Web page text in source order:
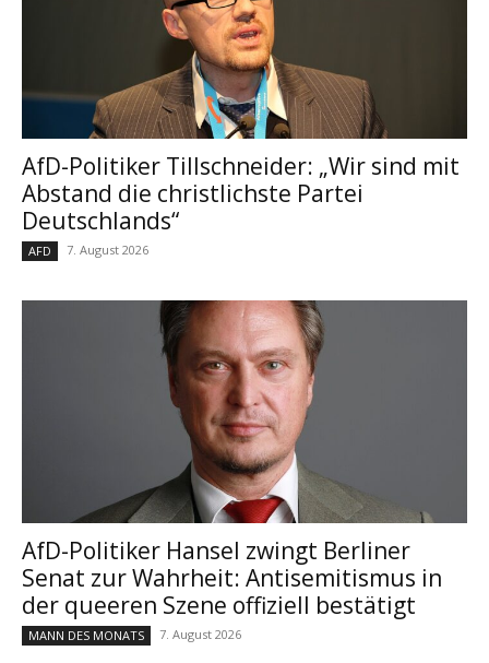
AfD-Politiker Tillschneider: „Wir sind mit
Abstand die christlichste Partei
Deutschlands“
AFD 7. August 2026
AfD-Politiker Hansel zwingt Berliner
Senat zur Wahrheit: Antisemitismus in
der queeren Szene offiziell bestätigt
MANN DES MONATS 7. August 2026